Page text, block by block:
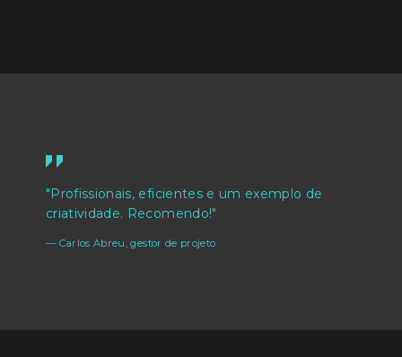
"Profissionais, eficientes e um exemplo de
criatividade. Recomendo!"
Carlos Abreu, gestor de projeto